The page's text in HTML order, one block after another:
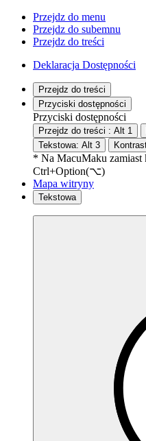
Przejdz do menu
Przejdz do subemnu
Przejdz do treści
Deklaracja Dostępności
Przejdz do treści
Przyciski dostępności
Przyciski dostępności
Przejdz do treści : Alt 1
Tekstowa: Alt 3
* Na MacuMaku
Ctrl+Option(⌥)
Mapa witryny
Tekstowa